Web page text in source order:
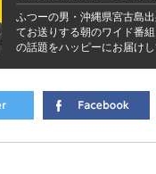
ふつーの男・沖縄県宮古島
てお送りする朝のワイド番
の話題をハッピーにお届けし